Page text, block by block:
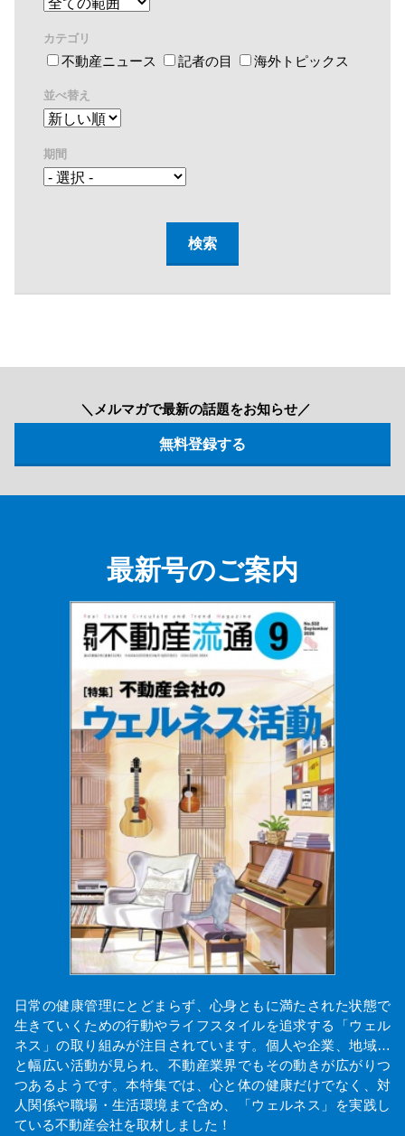
カテゴリ
不動産ニュース 記者の目 海外トピックス
並べ替え
期間
＼メルマガで最新の話題をお知らせ／
最新号のご案内
日常の健康管理にとどまらず、心身ともに満たされた状態で
生きていくための行動やライフスタイルを追求する「ウェル
ネス」の取り組みが注目されています。個人や企業、地域…
と幅広い活動が見られ、不動産業界でもその動きが広がりつ
つあるようです。本特集では、心と体の健康だけでなく、対
人関係や職場・生活環境まで含め、「ウェルネス」を実践し
ている不動産会社を取材しました！